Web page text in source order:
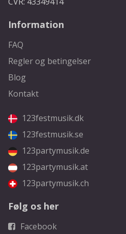
Information
FAQ
Regler og betingelser
Blog
Kontakt
123festmusik.dk
123festmusik.se
123partymusik.de
123partymusik.at
123partymusik.ch
Følg os her
Facebook